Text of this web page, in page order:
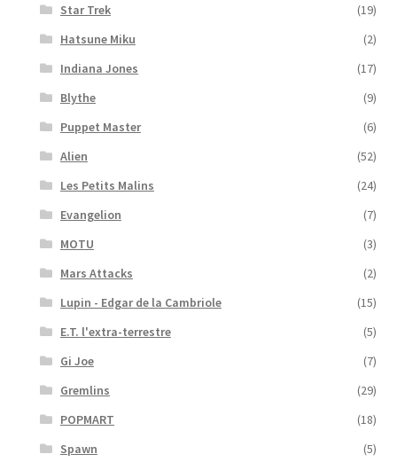
Star Trek
(19)
Hatsune Miku
(2)
Indiana Jones
(17)
Blythe
(9)
Puppet Master
(6)
Alien
(52)
Les Petits Malins
(24)
Evangelion
(7)
MOTU
(3)
Mars Attacks
(2)
Lupin - Edgar de la Cambriole
(15)
E.T. l'extra-terrestre
(5)
Gi Joe
(7)
Gremlins
(29)
POPMART
(18)
Spawn
(5)